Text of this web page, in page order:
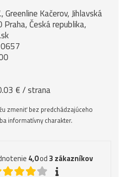
Greenline Kačerov, Jihlavská
Česká republika,
€ / strana
zmeniť bez predchádzajúceho
informatívny charakter.
4,0od3 zákazníkov